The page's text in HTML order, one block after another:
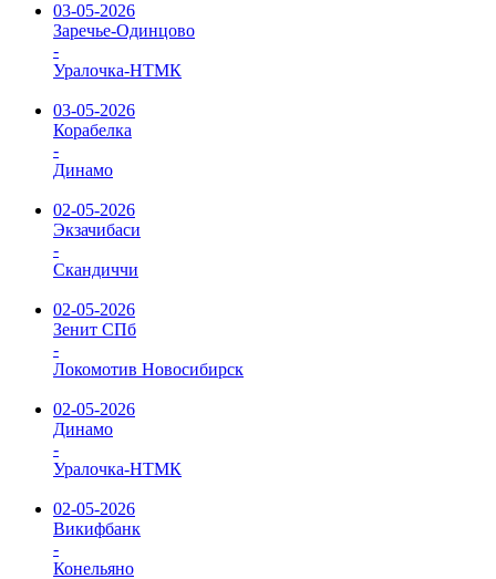
03-05-2026
Заречье-Одинцово
-
Уралочка-НТМК
03-05-2026
Корабелка
-
Динамо
02-05-2026
Экзачибаси
-
Скандиччи
02-05-2026
Зенит СПб
-
Локомотив Новосибирск
02-05-2026
Динамо
-
Уралочка-НТМК
02-05-2026
Викифбанк
-
Конельяно